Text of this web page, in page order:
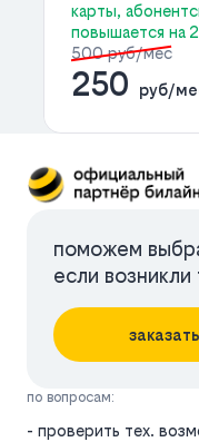
карты,
повышается на
500 руб/мес
250 руб/
поможем
если возникли
по вопросам:
- проверить тех.